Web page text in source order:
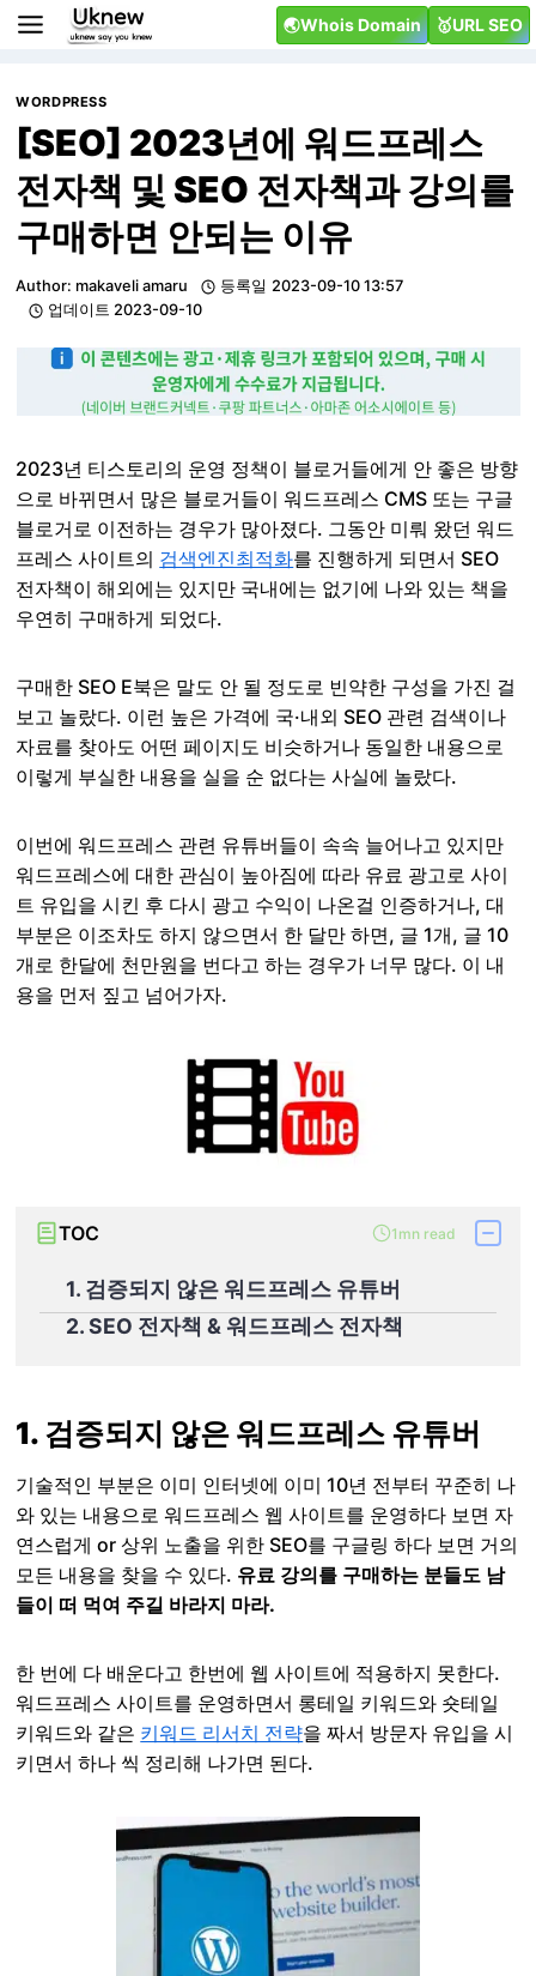
Skip
🌏Whois Domain 🥇URL SEO
WORDPRESS
[SEO] 2023년에 워드프레스
전자책 및 SEO 전자책과 강의를
구매하면 안되는 이유
Author: makaveli amaru 등록일 2023-09-10 13:57
업데이트 2023-09-10
2023년 티스토리의 운영 정책이 블로거들에게 안 좋은 방향
으로 바뀌면서 많은 블로거들이 워드프레스 CMS 또는 구글
블로거로 이전하는 경우가 많아졌다. 그동안 미뤄 왔던 워드
프레스 사이트의 검색엔진최적화를 진행하게 되면서 SEO
전자책이 해외에는 있지만 국내에는 없기에 나와 있는 책을
우연히 구매하게 되었다.
구매한 SEO E북은 말도 안 될 정도로 빈약한 구성을 가진 걸
보고 놀랐다. 이런 높은 가격에 국·내외 SEO 관련 검색이나
자료를 찾아도 어떤 페이지도 비슷하거나 동일한 내용으로
이렇게 부실한 내용을 실을 순 없다는 사실에 놀랐다.
이번에 워드프레스 관련 유튜버들이 속속 늘어나고 있지만
워드프레스에 대한 관심이 높아짐에 따라 유료 광고로 사이
트 유입을 시킨 후 다시 광고 수익이 나온걸 인증하거나, 대
부분은 이조차도 하지 않으면서 한 달만 하면, 글 1개, 글 10
개로 한달에 천만원을 번다고 하는 경우가 너무 많다. 이 내
용을 먼저 짚고 넘어가자.
TOC 1mn read
1. 검증되지 않은 워드프레스 유튜버
2. SEO 전자책 & 워드프레스 전자책
1. 검증되지 않은 워드프레스 유튜버
기술적인 부분은 이미 인터넷에 이미 10년 전부터 꾸준히 나
와 있는 내용으로 워드프레스 웹 사이트를 운영하다 보면 자
연스럽게 or 상위 노출을 위한 SEO를 구글링 하다 보면 거의
모든 내용을 찾을 수 있다. 유료 강의를 구매하는 분들도 남
들이 떠 먹여 주길 바라지 마라.
한 번에 다 배운다고 한번에 웹 사이트에 적용하지 못한다.
워드프레스 사이트를 운영하면서 롱테일 키워드와 숏테일
키워드와 같은 키워드 리서치 전략을 짜서 방문자 유입을 시
키면서 하나 씩 정리해 나가면 된다.